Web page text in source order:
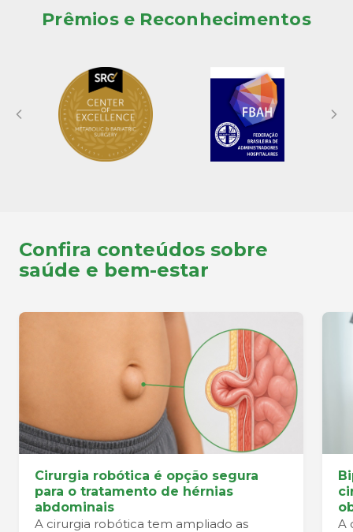
Prêmios e Reconhecimentos
Confira conteúdos sobre
saúde e bem-estar
Cirurgia robótica é opção segura
para o tratamento de hérnias
abdominais
A cirurgia robótica tem ampliado as
A